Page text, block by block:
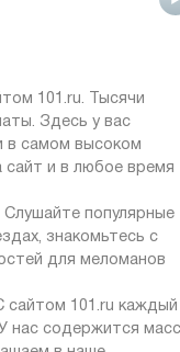
101.ru. Тысячи
Здесь у вас
в самом высоком
сайт и в любое время
популярные
знакомьтесь с
для меломанов
сайтом 101.ru каждый
нас содержится